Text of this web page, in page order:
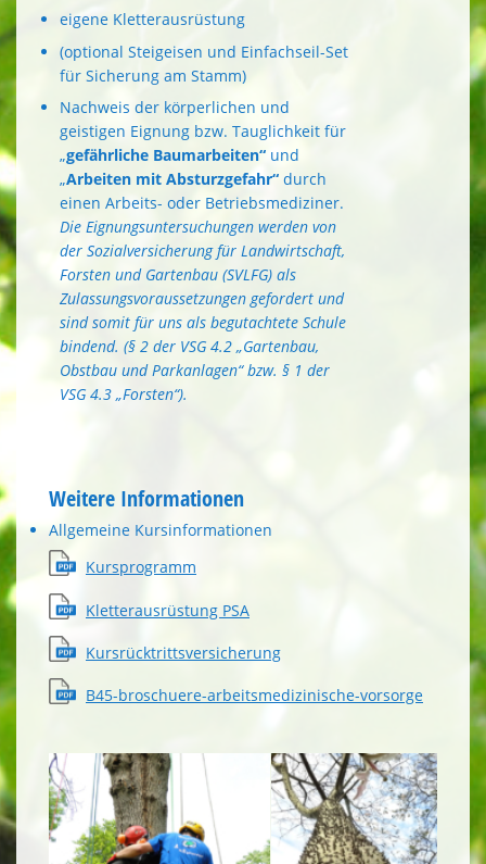
eigene Kletterausrüstung
(optional Steigeisen und Einfachseil-Set
für Sicherung am Stamm)
Nachweis der körperlichen und
geistigen Eignung bzw. Tauglichkeit für
„gefährliche Baumarbeiten“ und
„Arbeiten mit Absturzgefahr“ durch
einen Arbeits- oder Betriebsmediziner.
Die Eignungsuntersuchungen werden von
der Sozialversicherung für Landwirtschaft,
Forsten und Gartenbau (SVLFG) als
Zulassungsvoraussetzungen gefordert und
sind somit für uns als begutachtete Schule
bindend. (§ 2 der VSG 4.2 „Gartenbau,
Obstbau und Parkanlagen“ bzw. § 1 der
VSG 4.3 „Forsten“).
Weitere Informationen
Allgemeine Kursinformationen
Kursprogramm
Kletterausrüstung PSA
Kursrücktrittsversicherung
B45-broschuere-arbeitsmedizinische-vorsorge